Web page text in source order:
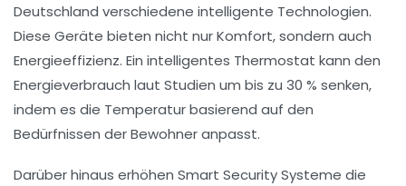
Deutschland verschiedene intelligente Technologien.
Diese Geräte bieten nicht nurKomfort, sondern auch
Energieeffizienz. Ein intelligentes Thermostat kann den
Energieverbrauch laut Studien um bis zu 30 % senken,
indem es die Temperatur basierend auf den
Bedürfnissen der Bewohner anpasst.
Darüber hinaus erhöhen Smart Security Systeme die